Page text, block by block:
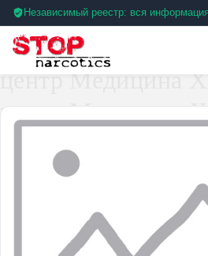
Независимый реестр: вся